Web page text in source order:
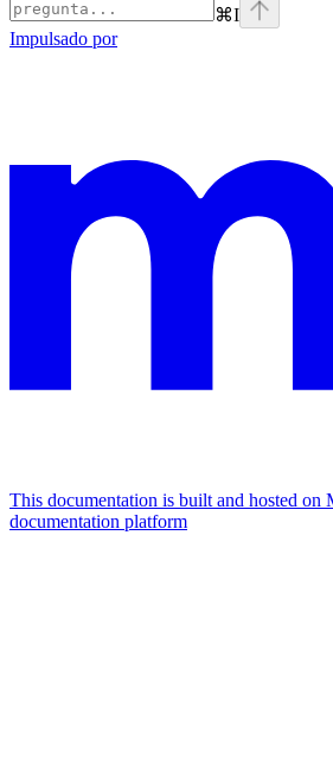
⌘I
Impulsado por
This documentation is built and hosted on
documentation platform